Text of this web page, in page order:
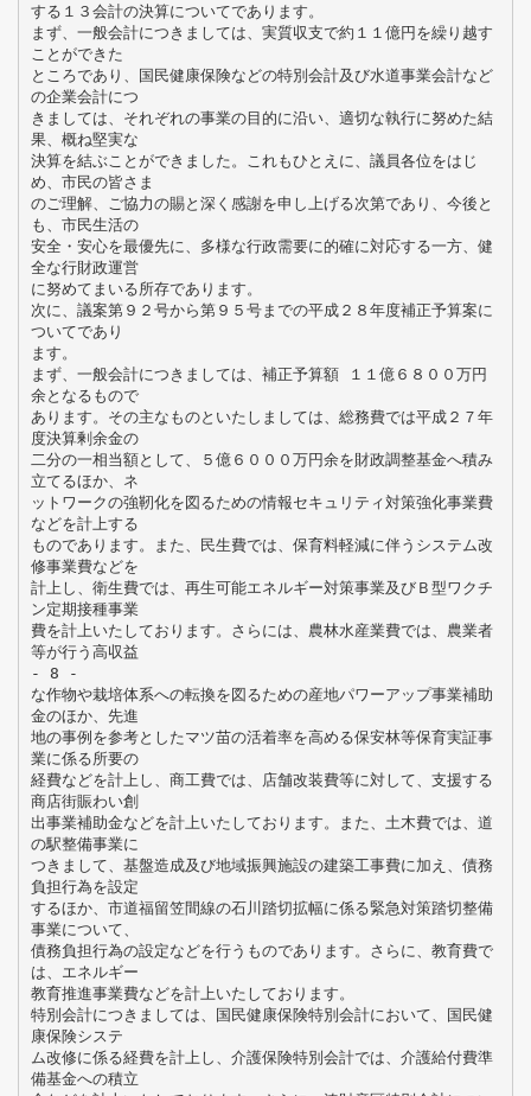
する１３会計の決算についてであります。
まず、一般会計につきましては、実質収支で約１１億円を繰り越す
ことができた
ところであり、国民健康保険などの特別会計及び水道事業会計など
の企業会計につ
きましては、それぞれの事業の目的に沿い、適切な執行に努めた結
果、概ね堅実な
決算を結ぶことができました。これもひとえに、議員各位をはじ
め、市民の皆さま
のご理解、ご協力の賜と深く感謝を申し上げる次第であり、今後と
も、市民生活の
安全・安心を最優先に、多様な行政需要に的確に対応する一方、健
全な行財政運営
に努めてまいる所存であります。
次に、議案第９２号から第９５号までの平成２８年度補正予算案に
ついてであり
ます。
まず、一般会計につきましては、補正予算額 １１億６８００万円
余となるもので
あります。その主なものといたしましては、総務費では平成２７年
度決算剰余金の
二分の一相当額として、５億６０００万円余を財政調整基金へ積み
立てるほか、ネ
ットワークの強靭化を図るための情報セキュリティ対策強化事業費
などを計上する
ものであります。また、民生費では、保育料軽減に伴うシステム改
修事業費などを
計上し、衛生費では、再生可能エネルギー対策事業及びＢ型ワクチ
ン定期接種事業
費を計上いたしております。さらには、農林水産業費では、農業者
等が行う高収益
- 8 -
な作物や栽培体系への転換を図るための産地パワーアップ事業補助
金のほか、先進
地の事例を参考としたマツ苗の活着率を高める保安林等保育実証事
業に係る所要の
経費などを計上し、商工費では、店舗改装費等に対して、支援する
商店街賑わい創
出事業補助金などを計上いたしております。また、土木費では、道
の駅整備事業に
つきまして、基盤造成及び地域振興施設の建築工事費に加え、債務
負担行為を設定
するほか、市道福留笠間線の石川踏切拡幅に係る緊急対策踏切整備
事業について、
債務負担行為の設定などを行うものであります。さらに、教育費で
は、エネルギー
教育推進事業費などを計上いたしております。
特別会計につきましては、国民健康保険特別会計において、国民健
康保険システ
ム改修に係る経費を計上し、介護保険特別会計では、介護給付費準
備基金への積立